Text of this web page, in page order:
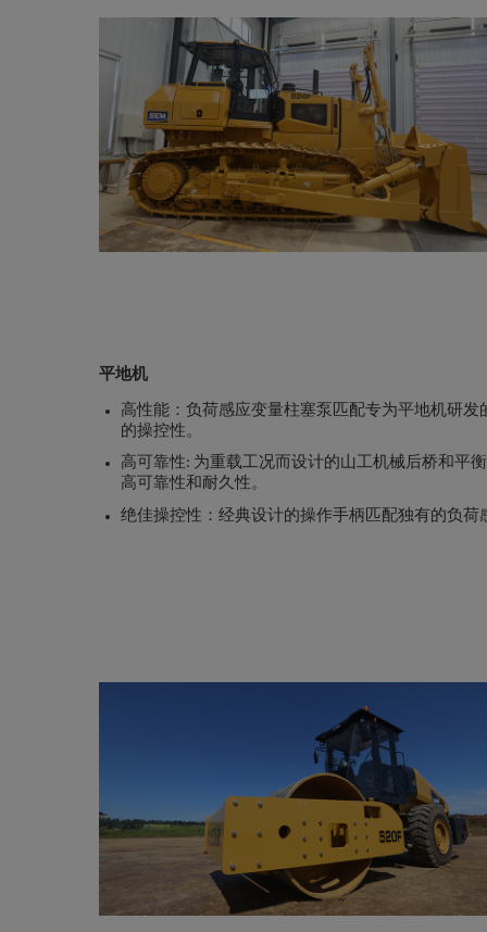
平地机
高性能：负荷感应变量柱塞泵匹配专为平地机研
的操控性。
高可靠性: 为重载工况而设计的山工机械后桥和平
高可靠性和耐久性。
绝佳操控性：经典设计的操作手柄匹配独有的负